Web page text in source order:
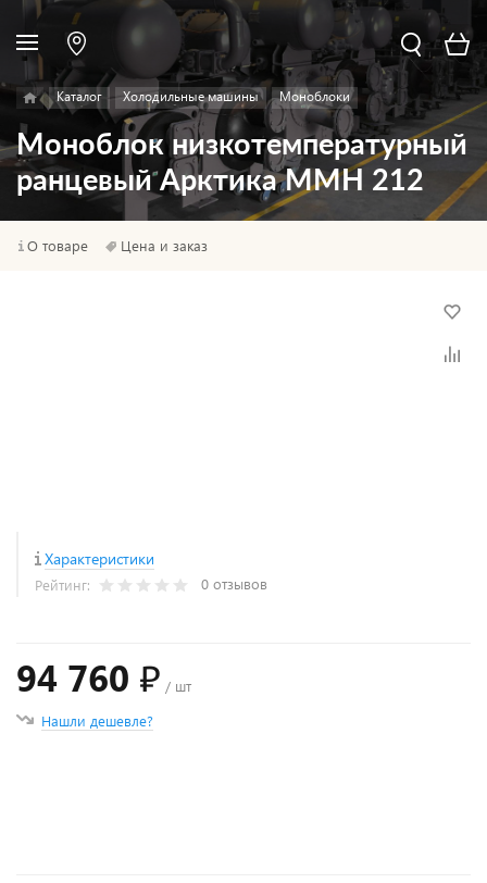
Каталог Холодильные машины Моноблоки
Моноблок низкотемпературный
ранцевый Арктика ММН 212
О товаре Цена и заказ
Характеристики
Рейтинг: 0 отзывов
94 760 ₽ / шт
Нашли дешевле?